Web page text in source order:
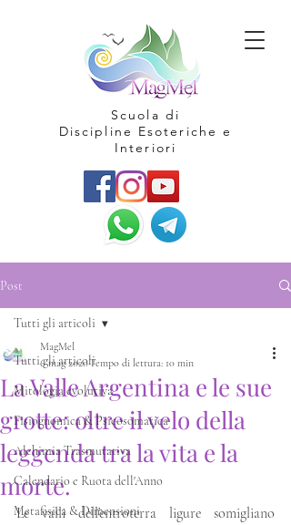
Scuola di
Discipline Esoteriche e
Interiori
Post
Tutti gli articoli
Mitologia evolutiva
Fisiognomica & Psicosomatica
Alchimia Trasmutativa
Calendario e Ruota dell'Anno
Metafisica & Dimensioni
Tutti gli articoli
La Valle Argentina e le sue
grotte: oltre il velo della
leggenda tra la vita e la
morte.
MagMel
6 mag 2020Tempo di lettura: 10 min
Le valli dell’entroterra ligure somigliano